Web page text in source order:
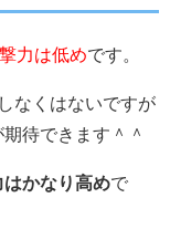
力は低めです。
なくはないですが
待できます＾＾
はかなり高めで